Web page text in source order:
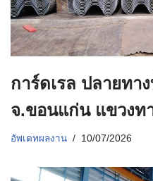
การ์ดเรล ปลายทา
จ.ขอนแก่น แขวงท
อัพเดทผลงาน 10/07/2026